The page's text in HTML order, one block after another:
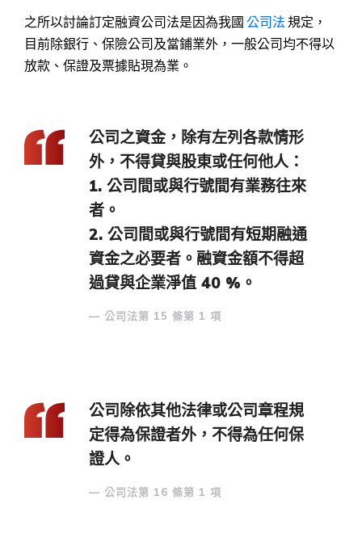
之所以討論訂定融資公司法是因為我國 公司法 規定，
目前除銀行、保險公司及當鋪業外，一般公司均不得以
放款、保證及票據貼現為業。
公司之資金，除有左列各款情形
外，不得貸與股東或任何他人：
1. 公司間或與行號間有業務往來
者。
2. 公司間或與行號間有短期融通
資金之必要者。融資金額不得超
過貸與企業淨值 40 %。
公司法第 15 條第 1 項
公司除依其他法律或公司章程規
定得為保證者外，不得為任何保
證人。
公司法第 16 條第 1 項